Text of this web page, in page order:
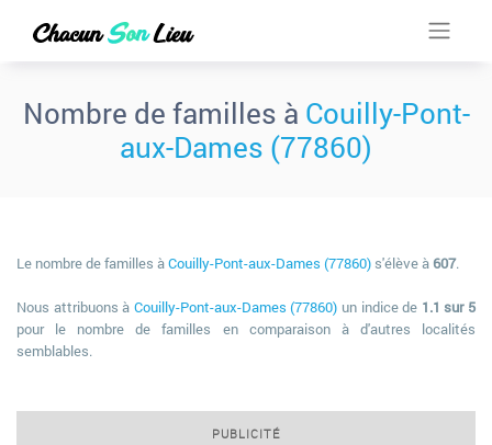
Nombre de familles à Couilly-Pont-
aux-Dames (77860)
Le nombre de familles àCouilly-Pont-aux-Dames (77860) s'élève à 607.
Nous attribuons à Couilly-Pont-aux-Dames (77860) un indice de 1.1 sur 5
pour le nombre de familles en comparaison à d'autres localités
semblables.
PUBLICITÉ